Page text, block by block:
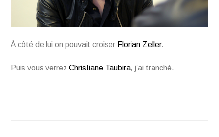
À côté de lui on pouvait croiser Florian Zeller.
Puis vous verrezChristiane Taubira, j’ai tranché.